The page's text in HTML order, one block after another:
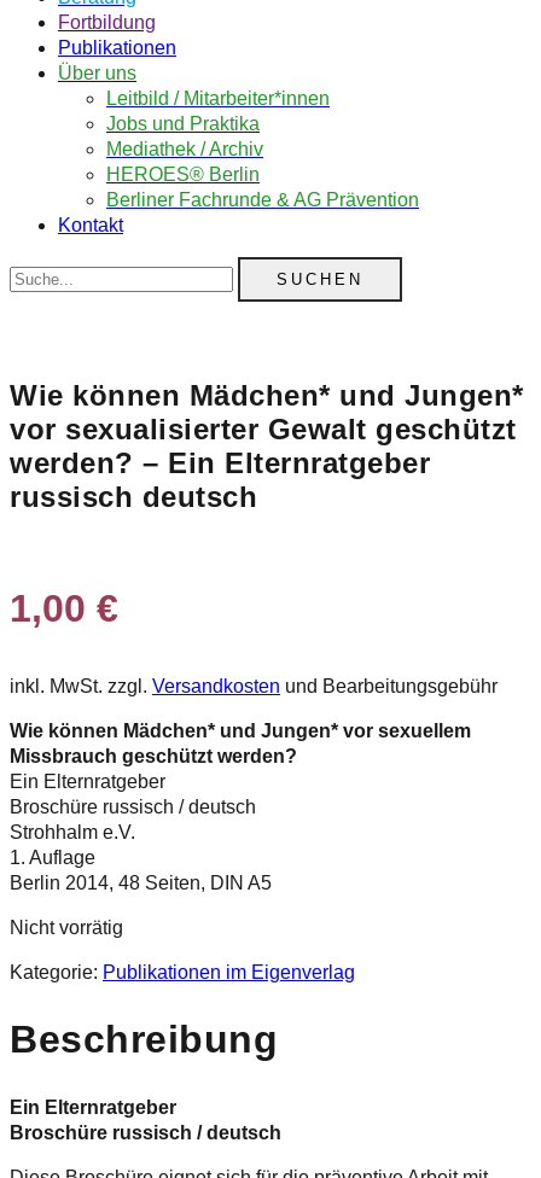
Fortbildung
Publikationen
Über uns
Leitbild / Mitarbeiter*innen
Jobs und Praktika
Mediathek / Archiv
HEROES® Berlin
Berliner Fachrunde & AG Prävention
Kontakt
Suche
Wie können Mädchen* und Jungen*
vor sexualisierter Gewalt geschützt
werden? – Ein Elternratgeber
russisch deutsch
1,00 €
inkl. MwSt. zzgl. Versandkosten und Bearbeitungsgebühr
Wie können Mädchen* und Jungen* vor sexuellem
Missbrauch geschützt werden?
Ein Elternratgeber
Broschüre russisch / deutsch
Strohhalm e.V.
1. Auflage
Berlin 2014, 48 Seiten, DIN A5
Nicht vorrätig
Kategorie: Publikationen im Eigenverlag
Beschreibung
Ein Elternratgeber
Broschüre russisch / deutsch